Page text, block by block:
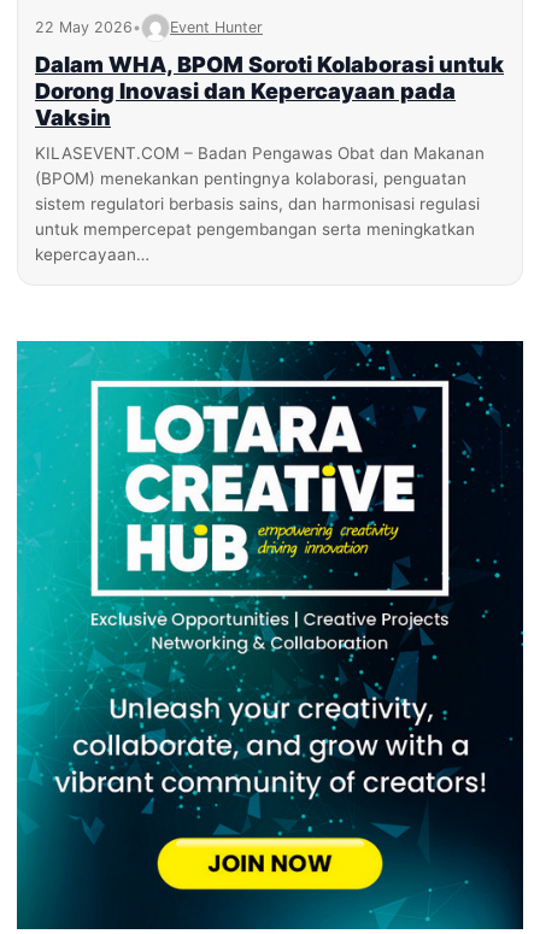
22 May 2026• Event Hunter
Dalam WHA, BPOM Soroti Kolaborasi untuk
Dorong Inovasi dan Kepercayaan pada
Vaksin
KILASEVENT.COM – Badan Pengawas Obat dan Makanan
(BPOM) menekankan pentingnya kolaborasi, penguatan
sistem regulatori berbasis sains, dan harmonisasi regulasi
untuk mempercepat pengembangan serta meningkatkan
kepercayaan…